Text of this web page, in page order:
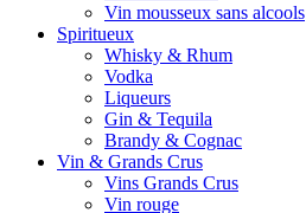
Vin mousseux sans alcools
Spiritueux
Whisky & Rhum
Vodka
Liqueurs
Gin & Tequila
Brandy & Cognac
Vin & Grands Crus
Vins Grands Crus
Vin rouge